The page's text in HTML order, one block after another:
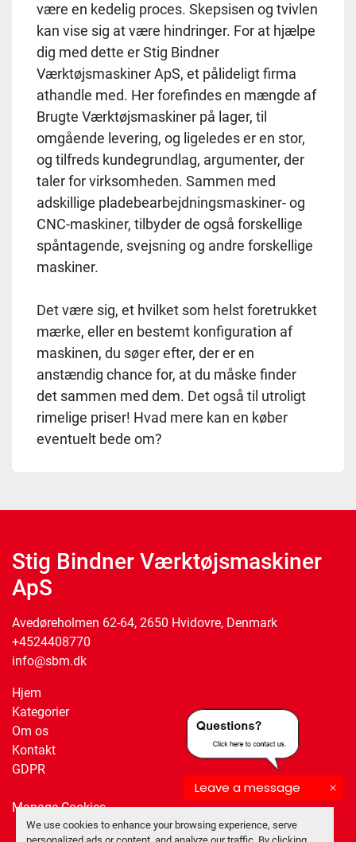
Leave a message
We use cookies to enhance your browsing experience, serve
være en kedelig proces. Skepsisen og tvivlen
kan vise sig at være hindringer. For at hjælpe
dig med dette er Stig Bindner
Værktøjsmaskiner ApS, et pålideligt firma
athandle med. Her forefindes en mængde af
Brugte Værktøjsmaskiner på lager, til
omgående levering, og ligeledes er en stor,
og tilfreds kundegrundlag, argumenter, der
taler for virksomheden. Sammen med
adskillige pladebearbejdningsmaskiner- og
CNC-maskiner, tilbyder de også forskellige
spåntagende, svejsning og andre forskellige
maskiner.
Det være sig, et hvilket som helst foretrukket
mærke, eller en bestemt konfiguration af
maskinen, du søger efter, der er en
anstændig chance for, at du måske finder
det sammen med dem. Det også til utroligt
rimelige priser! Hvad mere kan en køber
eventuelt bede om?
Stig Bindner Værktøjsmaskiner
ApS
Avedøreholmen 62-64, 2650 Hvidovre, Denmark
+4524408770
info@sbm.dk
Hjem
Kategorier
Om os
Kontakt
GDPR
Manage Cookies